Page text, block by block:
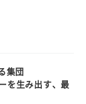
集団
を生み出す、最